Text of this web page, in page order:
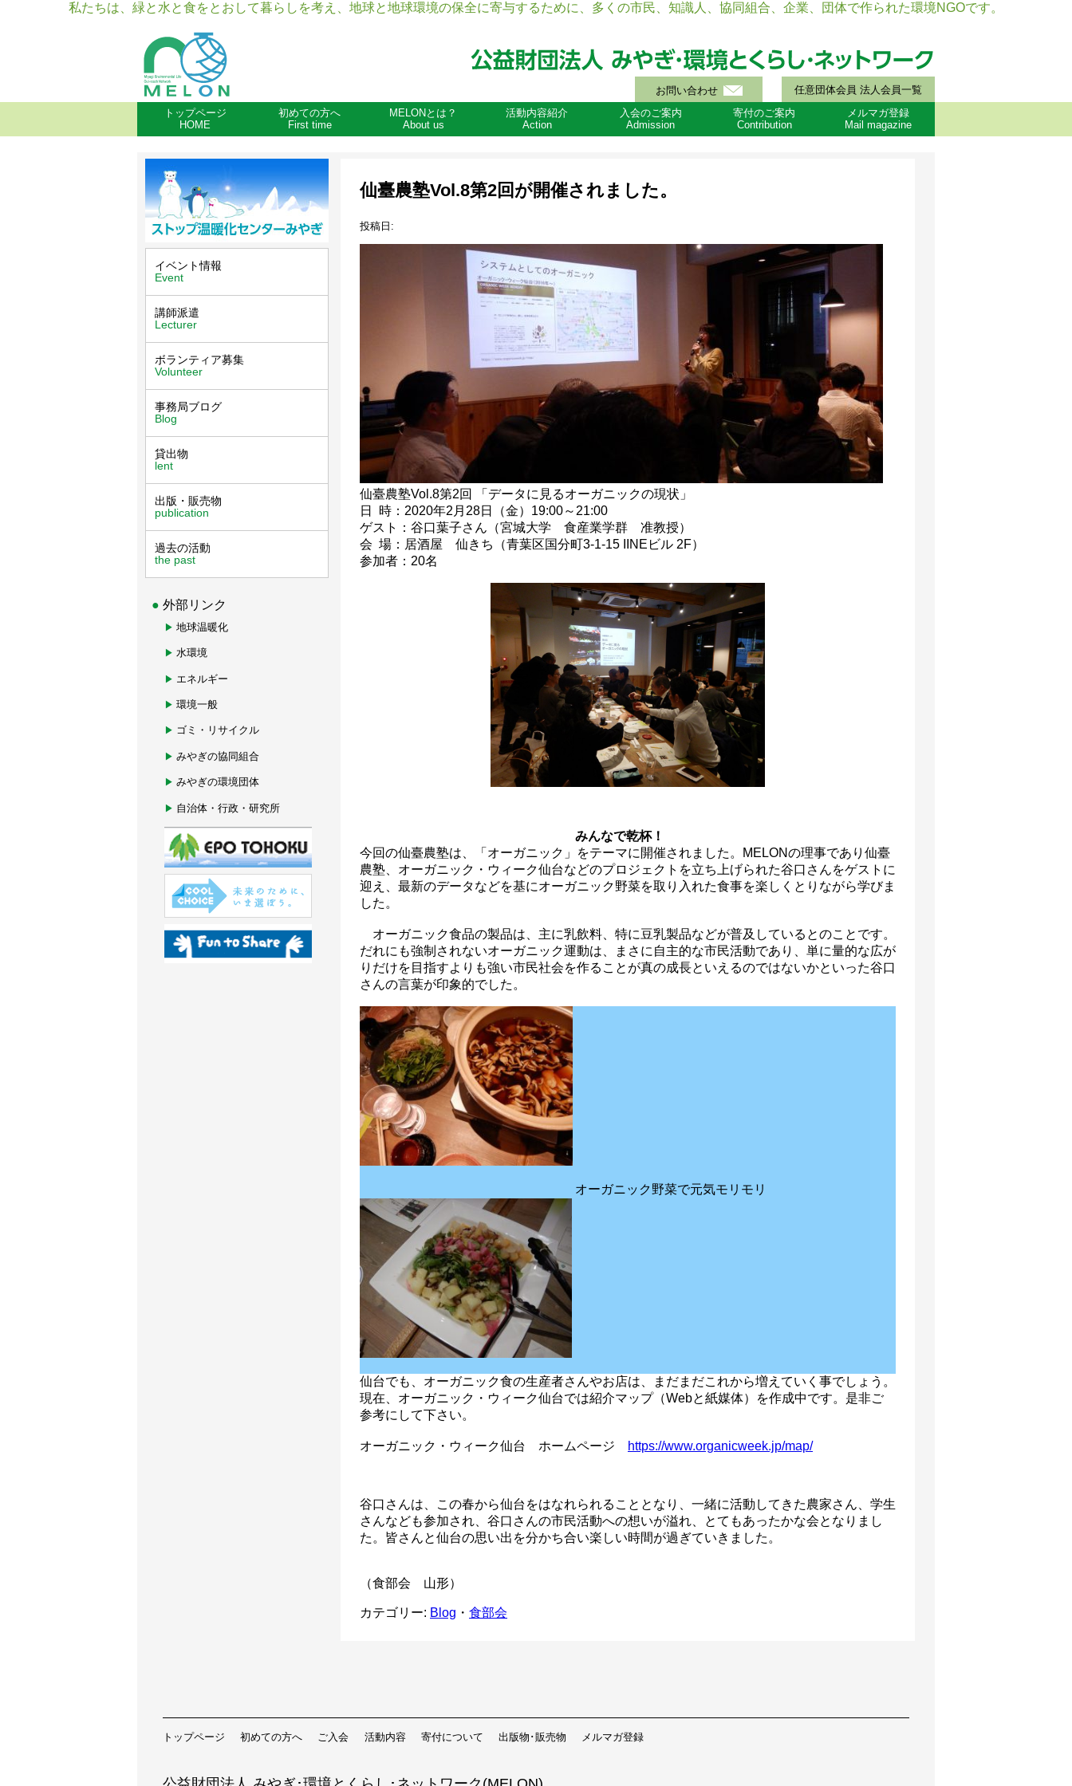
私たちは、緑と水と食をとおして暮らしを考え、地球と地球環境の保全に寄与するために、多くの市民、知識人、協同組合、企業、団体で作られた環境NGOです。
任意団体会員 法人会員一覧
お問い合わせ
トップページ
HOME
初めての方へ
First time
MELONとは？
About us
活動内容紹介
Action
入会のご案内
Admission
寄付のご案内
Contribution
メルマガ登録
Mail magazine
イベント情報
Event
講師派遣
Lecturer
ボランティア募集
Volunteer
事務局ブログ
Blog
貸出物
lent
出版・販売物
publication
過去の活動
the past
外部リンク
地球温暖化
水環境
エネルギー
環境一般
ゴミ・リサイクル
みやぎの協同組合
みやぎの環境団体
自治体・行政・研究所
仙臺農塾Vol.8第2回が開催されました。
投稿日:
仙臺農塾Vol.8第2回 「データに見るオーガニックの現状」
日 時：2020年2月28日（金）19:00～21:00
ゲスト：谷口葉子さん（宮城大学 食産業学群 准教授）
会 場：居酒屋 仙きち（青葉区国分町3-1-15 IINEビル 2F）
参加者：20名
みんなで乾杯！
今回の仙臺農塾は、「オーガニック」をテーマに開催されました。MELONの理事であり仙臺
農塾、オーガニック・ウィーク仙台などのプロジェクトを立ち上げられた谷口さんをゲストに
迎え、最新のデータなどを基にオーガニック野菜を取り入れた食事を楽しくとりながら学びま
した。
オーガニック食品の製品は、主に乳飲料、特に豆乳製品などが普及しているとのことです。
だれにも強制されないオーガニック運動は、まさに自主的な市民活動であり、単に量的な広が
りだけを目指すよりも強い市民社会を作ることが真の成長といえるのではないかといった谷口
さんの言葉が印象的でした。
オーガニック野菜で元気モリモリ
仙台でも、オーガニック食の生産者さんやお店は、まだまだこれから増えていく事でしょう。
現在、オーガニック・ウィーク仙台では紹介マップ（Webと紙媒体）を作成中です。是非ご
参考にして下さい。
オーガニック・ウィーク仙台 ホームページ https://www.organicweek.jp/map/
谷口さんは、この春から仙台をはなれられることとなり、一緒に活動してきた農家さん、学生
さんなども参加され、谷口さんの市民活動への想いが溢れ、とてもあったかな会となりまし
た。皆さんと仙台の思い出を分かち合い楽しい時間が過ぎていきました。
（食部会 山形）
カテゴリー: Blog ・ 食部会
トップページ 初めての方へ ご入会 活動内容 寄付について 出版物･販売物 メルマガ登録